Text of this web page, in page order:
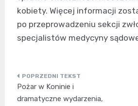
kobiety. Więcej informacji
po przeprowadzeniu sekcji
specjalistów medycyny
Nawigacja
wpisu
Pożar w Koninie i
dramatyczne wydarzenia,